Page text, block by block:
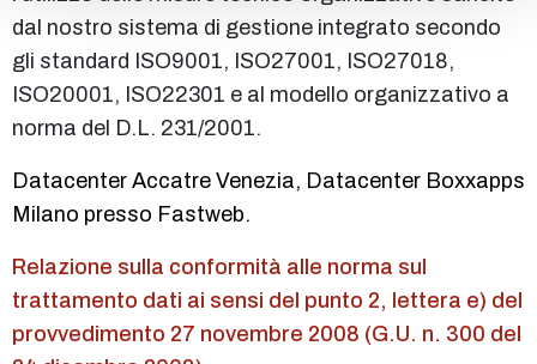
dal nostro sistema di gestione integrato secondo
gli standard ISO9001, ISO27001, ISO27018,
ISO20001, ISO22301 e al modello organizzativo a
norma del D.L. 231/2001.
Datacenter Accatre Venezia, Datacenter Boxxapps
Milano presso Fastweb.
Relazione sulla conformità alle norma sul
trattamento dati ai sensi del punto 2, lettera e) del
provvedimento 27 novembre 2008 (G.U. n. 300 del